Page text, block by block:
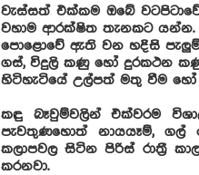
වැස්සත් එක්කම ඔබේ
වහාම ආරක්ෂිත තැනකට යන්න.
පොළොවේ ඇති වන හදිසි පැලුම්
ගස්, විදුලි කණු හෝ දුරකථන
හිටිහැටියේ උල්පත් මතු වීම
කඳු බෑවුම්වලින් එක්වරම
පැවතුණහොත් නායයෑම්, ගල්
කලාපවල සිටින පිරිස් රාත්‍රී
කරනවා.